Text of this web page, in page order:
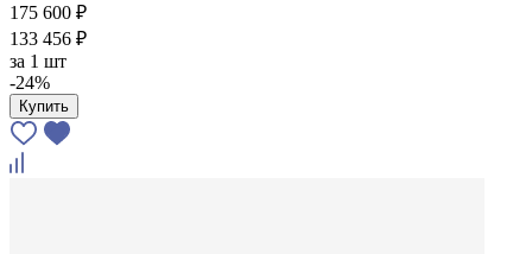
175 600 ₽
133 456 ₽
за 1 шт
-24%
Купить